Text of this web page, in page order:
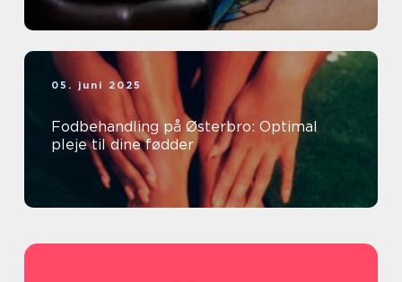
05. juni 2025
Fodbehandling på Østerbro: Optimal
pleje til dine fødder